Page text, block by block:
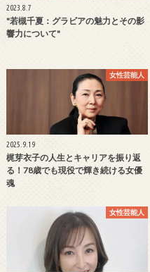
2023.8.7
"若槻千夏：グラビアの魅力とその影
響力について"
女性芸能人
2025.9.19
梶芽衣子の人生とキャリアを振り返
る！78歳でも現役で輝き続ける女優
魂
女性芸能人